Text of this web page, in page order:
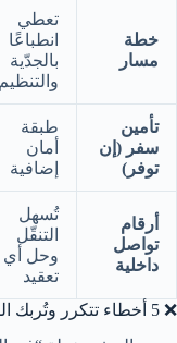
خطة
مسار
تعطي
انطباعًا
بالجدّية
والتنظيم
تأمين
سفر (إن
توفر)
طبقة
أمان
إضافية
أرقام
تواصل
داخلية
تُسهل
التنقّل
وحل أي
تعقيد
❌ 5 أخطاء تتكرر وتُربك المسافر